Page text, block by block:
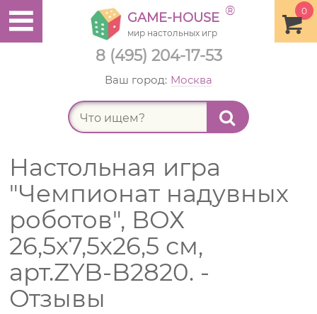
8 (495) 204-17-53
0
GAME-HOUSE ®
мир настольных игр
Ваш город: Москва
Настольная игра
"Чемпионат надувных
роботов", ВОХ
26,5х7,5х26,5 см,
арт.ZYB-B2820. -
Отзывы